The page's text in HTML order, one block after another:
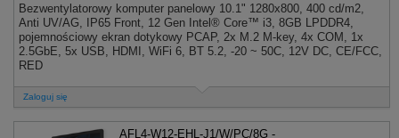
Bezwentylatorowy komputer panelowy 10.1" 1280x800, 400 cd/m2,
Anti UV/AG, IP65 Front, 12 Gen Intel® Core™ i3, 8GB LPDDR4,
pojemnościowy ekran dotykowy PCAP, 2x M.2 M-key, 4x COM, 1x
2.5GbE, 5x USB, HDMI, WiFi 6, BT 5.2, -20 ~ 50C, 12V DC, CE/FCC,
RED
Zaloguj się
AFL4-W12-EHL-J1/W/PC/8G -